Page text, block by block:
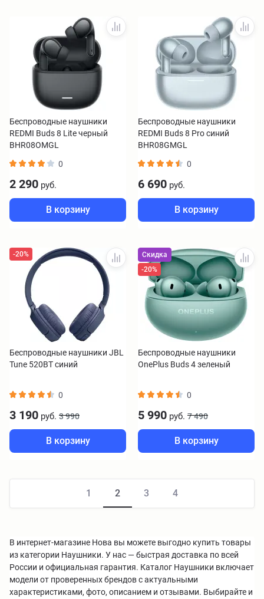
Беспроводные наушники
REDMI Buds 8 Lite черный
BHR08OMGL
0
2 290 руб.
В корзину
Беспроводные наушники
REDMI Buds 8 Pro синий
BHR08GMGL
0
6 690 руб.
В корзину
-20%
Беспроводные наушники JBL
Tune 520BT синий
0
3 190 руб. 3 990
В корзину
Скидка
-20%
Беспроводные наушники
OnePlus Buds 4 зеленый
0
5 990 руб. 7 490
В корзину
1 2 3 4
В интернет-магазине Нова вы можете выгодно купить товары
из категории Наушники. У нас — быстрая доставка по всей
России и официальная гарантия. Каталог Наушники включает
модели от проверенных брендов с актуальными
характеристиками, фото, описанием и отзывами. Выбирайте и